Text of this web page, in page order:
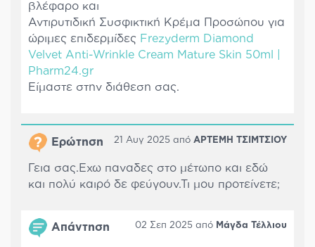
βλέφαρο και
Αντιρυτιδική Συσφικτική Κρέμα Προσώπου για
ώριμες επιδερμίδες Frezyderm Diamond
Velvet Anti-Wrinkle Cream Mature Skin 50ml |
Pharm24.gr
Είμαστε στην διάθεση σας.
Ερώτηση 21 Αυγ 2025 από ΑΡΤΕΜΗ ΤΣΙΜΤΣΙΟΥ
Γεια σας.Εχω παναδες στο μέτωπο και εδώ
και πολύ καιρό δε φεύγουν.Τι μου προτείνετε;
Απάντηση 02 Σεπ 2025 από Μάγδα Τέλλιου